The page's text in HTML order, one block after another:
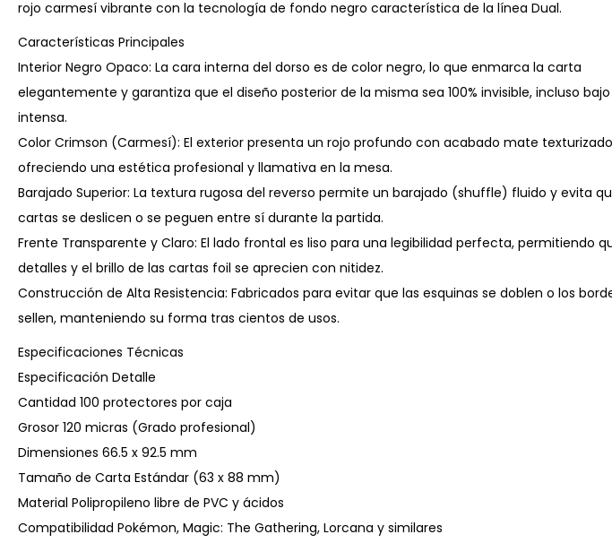
rojo carmesí vibrante con la tecnología de fondo negro característica de la línea Dual.
Características Principales
Interior Negro Opaco: La cara interna del dorso es de color negro, lo que enmarca la carta
elegantemente y garantiza que el diseño posterior de la misma sea 100% invisible, incluso bajo
intensa.
Color Crimson (Carmesí): El exterior presenta un rojo profundo con acabado mate
ofreciendo una estética profesional y llamativa en la mesa.
Barajado Superior: La textura rugosa del reverso permite un barajado (shuffle) fluido y evita
cartas se deslicen o se peguen entre sí durante la partida.
Frente Transparente y Claro: El lado frontal es liso para una legibilidad perfecta, permitiendo
detalles y el brillo de las cartas foil se aprecien con nitidez.
Construcción de Alta Resistencia: Fabricados para evitar que las esquinas se doblen o los
sellen, manteniendo su forma tras cientos de usos.
Especificaciones Técnicas
Especificación Detalle
Cantidad 100 protectores por caja
Grosor 120 micras (Grado profesional)
Dimensiones 66.5 x 92.5 mm
Tamaño de Carta Estándar (63 x 88 mm)
Material Polipropileno libre de PVC y ácidos
Compatibilidad Pokémon, Magic: The Gathering, Lorcana y similares